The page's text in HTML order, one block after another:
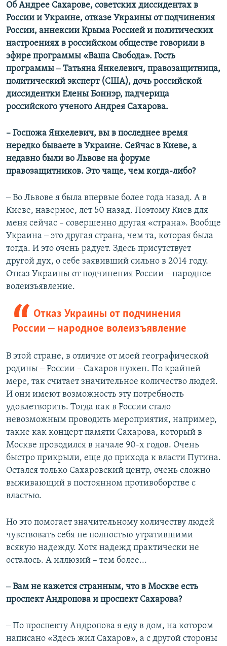
Об Андрее Сахарове, советских диссидентах в
России и Украине, отказе Украины от подчинения
России, аннексии Крыма Россией и политических
настроениях в российском обществе говорили в
эфире программы «Ваша Свобода». Гость
программы ‒ Татьяна Янкелевич, правозащитница,
политический эксперт (США), дочь российской
диссидентки Елены Боннэр, падчерица
российского ученого Андрея Сахарова.
– Госпожа Янкелевич, вы в последнее время
нередко бываете в Украине. Сейчас в Киеве, а
недавно были во Львове на форуме
правозащитников. Это чаще, чем когда-либо?
‒ Во Львове я была впервые более года назад. А в
Киеве, наверное, лет 50 назад. Поэтому Киев для
меня сейчас – совершенно другая «страна». Вообще
Украина ‒ это другая страна, чем та, которая была
тогда. И это очень радует. Здесь присутствует
другой дух, о себе заявивший сильно в 2014 году.
Отказ Украины от подчинения России ‒ народное
волеизъявление.
Отказ Украины от подчинения
России ‒ народное волеизъявление
В этой стране, в отличие от моей географической
родины ‒ России – Сахаров нужен. По крайней
мере, так считает значительное количество людей.
И они имеют возможность эту потребность
удовлетворить. Тогда как в России стало
невозможным проводить мероприятия, например,
такие как концерт памяти Сахарова, который в
Москве проводился в начале 90-х годов. Очень
быстро прикрыли, еще до прихода к власти Путина.
Остался только Сахаровский центр, очень сложно
выживающий в постоянном противоборстве с
властью.
Но это помогает значительному количеству людей
чувствовать себя не полностью утратившими
всякую надежду. Хотя надежд практически не
осталось. А иллюзий – тем более...
‒ Вам не кажется странным, что в Москве есть
проспект Андропова и проспект Сахарова?
‒ По проспекту Андропова я еду в дом, на котором
написано «Здесь жил Сахаров», а с другой стороны